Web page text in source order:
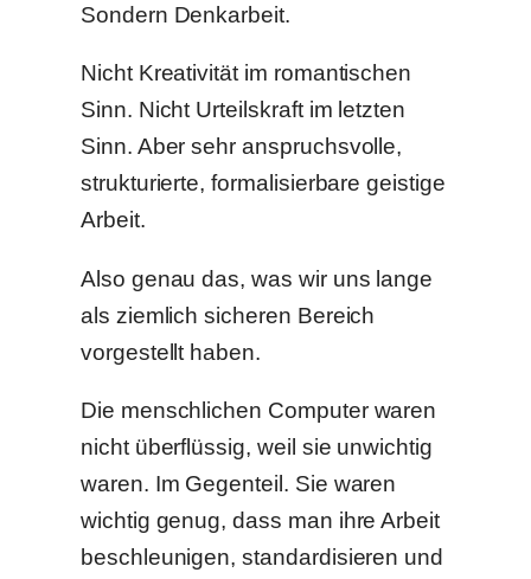
Sondern Denkarbeit.
Nicht Kreativität im romantischen
Sinn. Nicht Urteilskraft im letzten
Sinn. Aber sehr anspruchsvolle,
strukturierte, formalisierbare geistige
Arbeit.
Also genau das, was wir uns lange
als ziemlich sicheren Bereich
vorgestellt haben.
Die menschlichen Computer waren
nicht überflüssig, weil sie unwichtig
waren. Im Gegenteil. Sie waren
wichtig genug, dass man ihre Arbeit
beschleunigen, standardisieren und